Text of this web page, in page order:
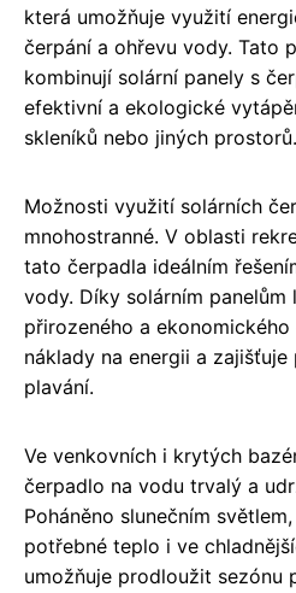
která umožňuje využití
čerpání a ohřevu vody. Tato
kombinují solární panely s
efektivní a ekologické
skleníků nebo jiných prostorů.
Možnosti využití solárních
mnohostranné. V oblasti
tato čerpadla ideálním
vody. Díky solárním panelům
přirozeného a
náklady na energii a
plavání.
Ve venkovních i krytých
čerpadlo na vodu trvalý a
Poháněno slunečním
potřebné teplo i ve
umožňuje prodloužit sezónu